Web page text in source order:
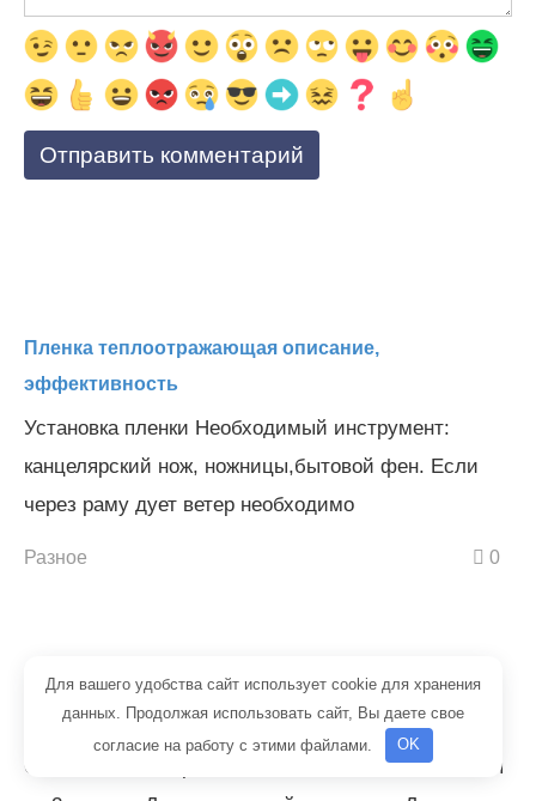
Пленка теплоотражающая описание,
эффективность
Установка пленки Необходимый инструмент:
канцелярский нож, ножницы,бытовой фен. Если
через раму дует ветер необходимо
Разное 0
Какая толщина утеплителя требуется для
помещения мансарды
Основные категории Утеплитель для стен делится
Для вашего удобства сайт использует cookie для хранения
данных. Продолжая использовать сайт, Вы даете свое
согласие на работу с этими файлами.
OK